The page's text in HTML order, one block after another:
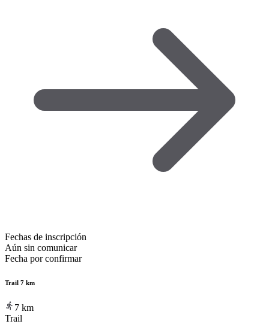
Fechas de inscripción
Aún sin comunicar
Fecha por confirmar
Trail 7 km
7 km
Trail